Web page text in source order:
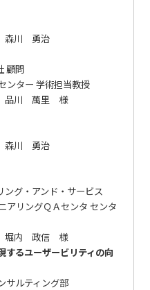
勇治
顧問
ンター 学術担当教授
様
勇治
・アンド・サービス
ングＱＡセンタ センタ
様
るユーザービリティの向
ルティング部